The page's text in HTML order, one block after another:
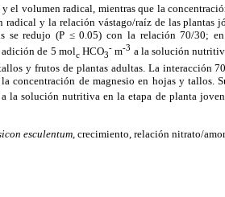
y el volumen radical, mientras que la
radical y la relación vástago/raíz de las plantas
se redujo (P ≤ 0.05) con la relación 70/30;
de 5 molc HCO3
- m-3 a la solución
y frutos de plantas adultas. La interacción
concentración de magnesio en hojas y
a la solución nutritiva en la etapa de planta
esculentum, crecimiento, relación nitrato/